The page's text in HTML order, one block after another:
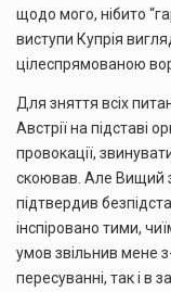
щодо мого, нібито
виступи Купрія
цілеспрямованою
Для зняття всіх
Австрії на підставі
провокації,
скоював. Але Вищий
підтвердив
інспіровано тими,
умов звільнив мене
пересуванні, так і в